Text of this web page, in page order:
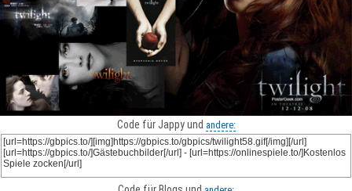
Code für Jappy und andere: